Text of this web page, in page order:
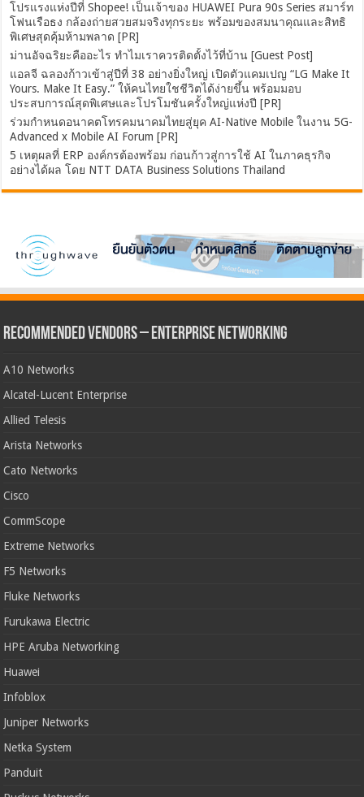
โปรแรงแห่งปีที่ Shopee! เป็นเจ้าของ HUAWEI Pura 90s Series สมาร์ท
โฟนเรือธง กล้องถ่ายสวยสมจริงทุกระยะ พร้อมของสมนาคุณและสิทธิ
พิเศษสุดคุ้มห้ามพลาด [PR]
ม่านอัจฉริยะคืออะไร ทำไมเราควรติดตั้งไว้ที่บ้าน [Guest Post]
แอลจี ฉลองก้าวเข้าสู่ปีที่ 38 อย่างยิ่งใหญ่ เปิดตัวแคมเปญ “LG Make It
Yours. Make It Easy.” ให้คนไทยใชชีวิตได้ง่ายขึ้น พร้อมมอบ
ประสบการณ์สุดพิเศษและโปรโมชันครั้งใหญ่แห่งปี [PR]
ร่วมกำหนดอนาคตโทรคมนาคมไทยสู่ยุค AI-Native Mobile ในงาน 5G-
Advanced x Mobile AI Forum [PR]
5 เหตุผลที่ ERP องค์กรต้องพร้อม ก่อนก้าวสู่การใช้ AI ในภาคธุรกิจ
อย่างได้ผล โดย NTT DATA Business Solutions Thailand
Recommended Vendors – Enterprise Networking
A10 Networks
Alcatel-Lucent Enterprise
Allied Telesis
Arista Networks
Cato Networks
Cisco
CommScope
Extreme Networks
F5 Networks
Fluke Networks
Furukawa Electric
HPE Aruba Networking
Huawei
Infoblox
Juniper Networks
Netka System
Panduit